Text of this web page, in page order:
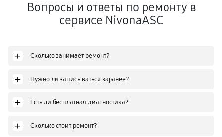
Вопросы и ответы по ремонту в
сервисе NivonaASC
+ Сколько занимает ремонт?
+ Нужно ли записываться заранее?
+ Есть ли бесплатная диагностика?
+ Сколько стоит ремонт?